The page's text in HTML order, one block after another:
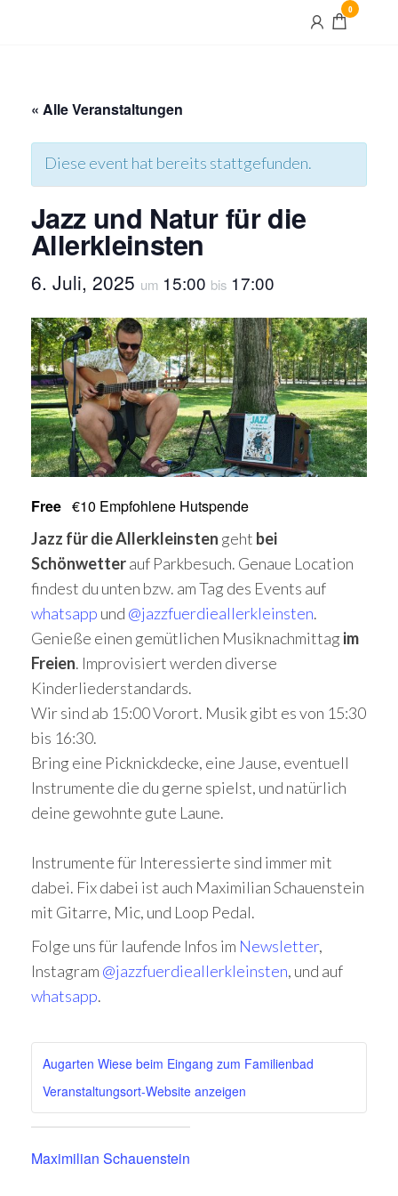
0
« Alle Veranstaltungen
Diese event hat bereits stattgefunden.
Jazz und Natur für die
Allerkleinsten
6. Juli, 2025 um 15:00 bis 17:00
Free €10 Empfohlene Hutspende
Jazz für die Allerkleinsten geht bei
Schönwetterauf Parkbesuch. Genaue Location
findest du unten bzw. am Tag des Events auf
whatsapp und @jazzfuerdieallerkleinsten.
Genieße einen gemütlichen Musiknachmittag im
Freien. Improvisiert werden diverse
Kinderliederstandards.
Wir sind ab 15:00 Vorort. Musik gibt es von 15:30
bis 16:30.
Bring eine Picknickdecke, eine Jause, eventuell
Instrumente die du gerne spielst, und natürlich
deine gewohnte gute Laune.
Instrumente für Interessierte sind immer mit
dabei. Fix dabei ist auch Maximilian Schauenstein
mit Gitarre, Mic, und Loop Pedal.
Folge uns für laufende Infos im Newsletter,
Instagram @jazzfuerdieallerkleinsten, und auf
whatsapp.
Augarten Wiese beim Eingang zum Familienbad
Veranstaltungsort-Website anzeigen
Maximilian Schauenstein